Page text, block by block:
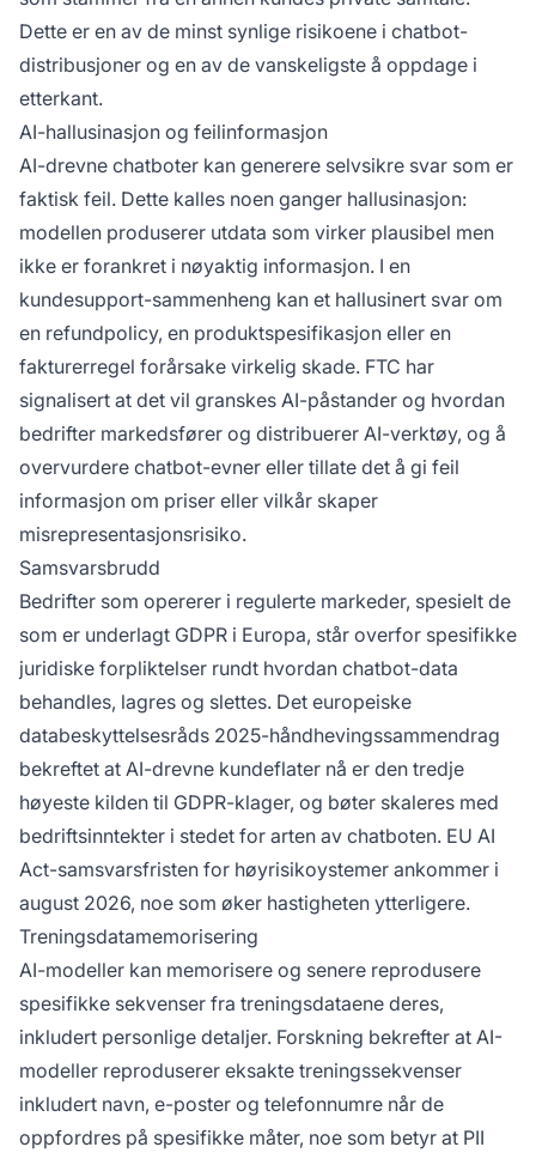
Dette er en av de minst synlige risikoene i chatbot-
distribusjoner og en av de vanskeligste å oppdage i
etterkant.
AI-hallusinasjon og feilinformasjon
AI-drevne chatboter kan generere selvsikre svar som er
faktisk feil. Dette kalles noen ganger hallusinasjon:
modellen produserer utdata som virker plausibel men
ikke er forankret i nøyaktig informasjon. I en
kundesupport-sammenheng kan et hallusinert svar om
en refundpolicy, en produktspesifikasjon eller en
fakturerregel forårsake virkelig skade. FTC har
signalisert at det vil granskes AI-påstander og hvordan
bedrifter markedsfører og distribuerer AI-verktøy, og å
overvurdere chatbot-evner eller tillate det å gi feil
informasjon om priser eller vilkår skaper
misrepresentasjonsrisiko.
Samsvarsbrudd
Bedrifter som opererer i regulerte markeder, spesielt de
som er underlagt GDPR i Europa, står overfor spesifikke
juridiske forpliktelser rundt hvordan chatbot-data
behandles, lagres og slettes. Det europeiske
databeskyttelsesråds 2025-håndhevingssammendrag
bekreftet at AI-drevne kundeflater nå er den tredje
høyeste kilden til GDPR-klager, og bøter skaleres med
bedriftsinntekter i stedet for arten av chatboten. EU AI
Act-samsvarsfristen for høyrisikoystemer ankommer i
august 2026, noe som øker hastigheten ytterligere.
Treningsdatamemorisering
AI-modeller kan memorisere og senere reprodusere
spesifikke sekvenser fra treningsdataene deres,
inkludert personlige detaljer. Forskning bekrefter at AI-
modeller reproduserer eksakte treningssekvenser
inkludert navn, e-poster og telefonnumre når de
oppfordres på spesifikke måter, noe som betyr at PII